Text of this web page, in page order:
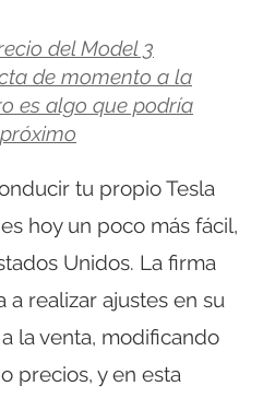
del Model 3
de momento a la
es algo que podría
tu propio Tesla
hoy un poco más fácil,
Unidos. La firma
realizar ajustes en su
la venta, modificando
precios, y en esta